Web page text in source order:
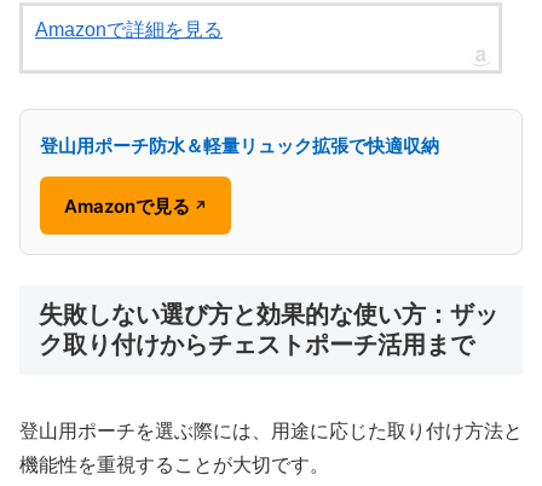
Amazonで詳細を見る
登山用ポーチ防水＆軽量リュック拡張で快適収納
Amazonで見る ↗
失敗しない選び方と効果的な使い方：ザッ
ク取り付けからチェストポーチ活用まで
登山用ポーチを選ぶ際には、用途に応じた取り付け方法と
機能性を重視することが大切です。